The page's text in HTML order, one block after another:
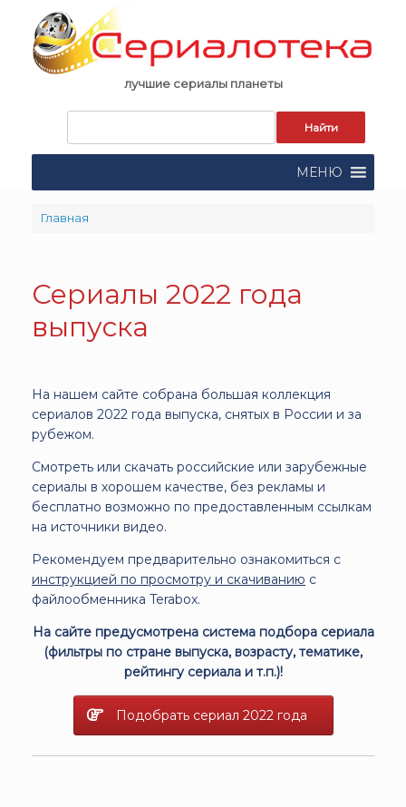
content
лучшие сериалы планеты
поиска:
МЕНЮ
Главная
Сериалы 2022 года
выпуска
На нашем сайте собрана большая коллекция
сериалов 2022 года выпуска, снятых в России и за
рубежом.
Смотреть или скачать российские или зарубежные
сериалы в хорошем качестве, без рекламы и
бесплатно возможно по предоставленным ссылкам
на источники видео.
Рекомендуем предварительно ознакомиться с
инструкцией по просмотру и скачиванию с
файлообменника Terabox.
На сайте предусмотрена система подбора сериала
(фильтры по стране выпуска, возрасту, тематике,
рейтингу сериала и т.п.)!
Подобрать сериал 2022 года